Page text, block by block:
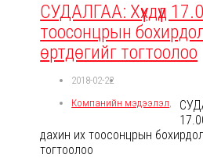
СУДАЛГАА: Хүүхдүүд
тоосонцрын
өртдөгийг тогтоолоо
2018-02-22
Компанийн мэдээлэл,
дахин их тоосонцрын
тогтоолоо